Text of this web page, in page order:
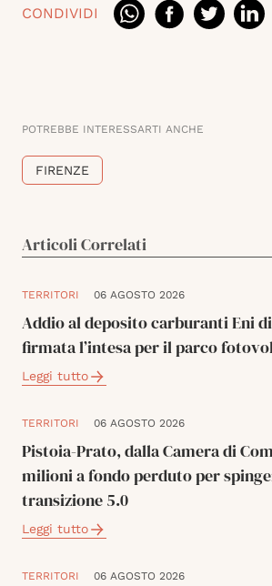
CONDIVIDI
POTREBBE INTERESSARTI ANCHE
FIRENZE
Articoli Correlati
TERRITORI 06 AGOSTO 2026
Addio al deposito carburanti Eni
firmata l’intesa per il parco
Leggi tutto
TERRITORI 06 AGOSTO 2026
Pistoia-Prato, dalla Camera di
milioni a fondo perduto per
transizione 5.0
Leggi tutto
TERRITORI 06 AGOSTO 2026